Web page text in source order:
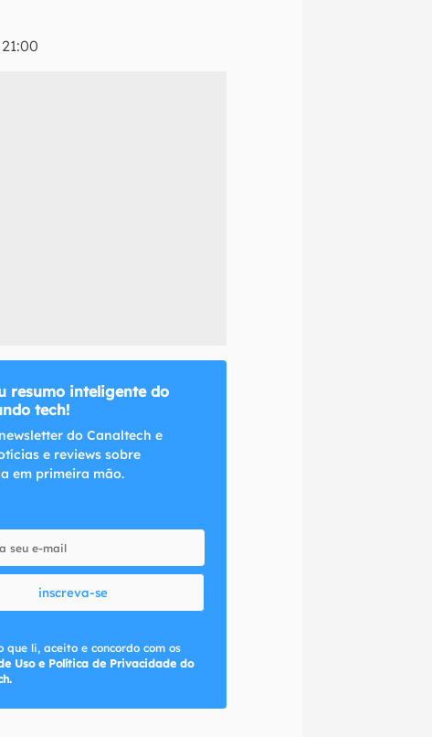
em primeira
resumo inteligente do
tech!
do Canaltech e
e reviews sobre
em primeira mão.
inscreva-se
que li, aceito e concordo com os
Uso e Política de Privacidade do